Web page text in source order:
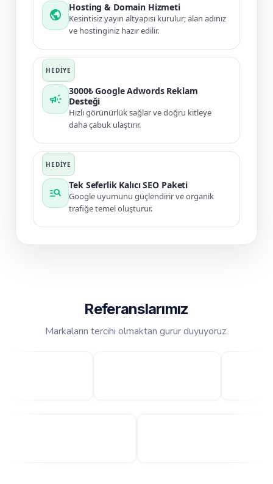
public
Hosting & Domain Hizmeti
Kesintisiz yayın altyapısı kurulur; alan adınız
ve hostinginiz hazır edilir.
campaign
3000₺ Google Adwords Reklam
Desteği
Hızlı görünürlük sağlar ve doğru kitleye
daha çabuk ulaştırır.
manage_search
Tek Seferlik Kalıcı SEO Paketi
Google uyumunu güçlendirir ve organik
trafiğe temel oluşturur.
Referanslarımız
Markaların tercihi olmaktan gurur duyuyoruz.